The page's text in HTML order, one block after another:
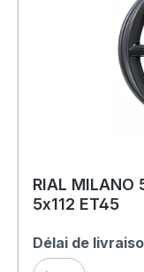
RIAL
5x112 ET45
Délai de